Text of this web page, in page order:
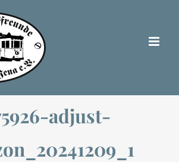
adjust-